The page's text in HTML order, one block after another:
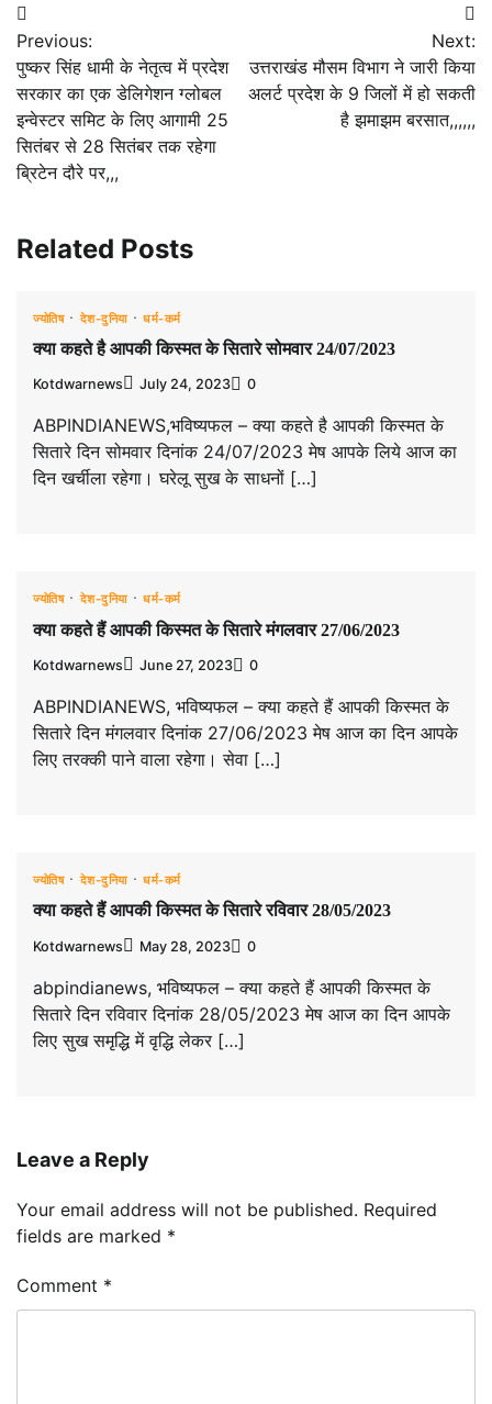
Post
navigation
Previous:
पुष्कर सिंह धामी के नेतृत्व में प्रदेश
सरकार का एक डेलिगेशन ग्लोबल
इन्वेस्टर समिट के लिए आगामी 25
सितंबर से 28 सितंबर तक रहेगा
ब्रिटेन दौरे पर,,,
Next:
उत्तराखंड मौसम विभाग ने जारी किया
अलर्ट प्रदेश के 9 जिलों में हो सकती
है झमाझम बरसात,,,,,,
Related Posts
ज्योतिष देश-दुनिया धर्म-कर्म
क्या कहते है आपकी किस्मत के सितारे सोमवार 24/07/2023
Kotdwarnews July 24, 2023 0
ABPINDIANEWS,भविष्यफल – क्या कहते है आपकी किस्मत के
सितारे दिन सोमवार दिनांक 24/07/2023 मेष आपके लिये आज का
दिन खर्चीला रहेगा। घरेलू सुख के साधनों […]
ज्योतिष देश-दुनिया धर्म-कर्म
क्या कहते हैं आपकी किस्मत के सितारे मंगलवार 27/06/2023
Kotdwarnews June 27, 2023 0
ABPINDIANEWS, भविष्यफल – क्या कहते हैं आपकी किस्मत के
सितारे दिन मंगलवार दिनांक 27/06/2023 मेष आज का दिन आपके
लिए तरक्की पाने वाला रहेगा। सेवा […]
ज्योतिष देश-दुनिया धर्म-कर्म
क्या कहते हैं आपकी किस्मत के सितारे रविवार 28/05/2023
Kotdwarnews May 28, 2023 0
abpindianews, भविष्यफल – क्या कहते हैं आपकी किस्मत के
सितारे दिन रविवार दिनांक 28/05/2023 मेष आज का दिन आपके
लिए सुख समृद्धि में वृद्धि लेकर […]
Leave a Reply
Your email address will not be published. Required
fields are marked *
Comment *